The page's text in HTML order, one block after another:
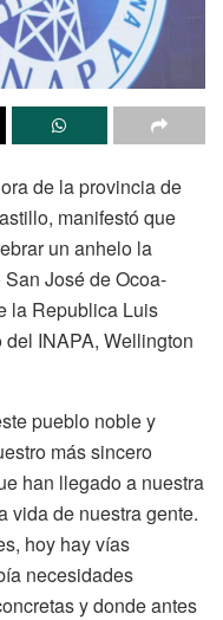
de la provincia de
manifestó que
un anhelo la
José de Ocoa-
la Republica Luis
INAPA, Wellington
pueblo noble y
más sincero
han llegado a nuestra
vida de nuestra gente.
hoy hay vías
necesidades
y donde antes